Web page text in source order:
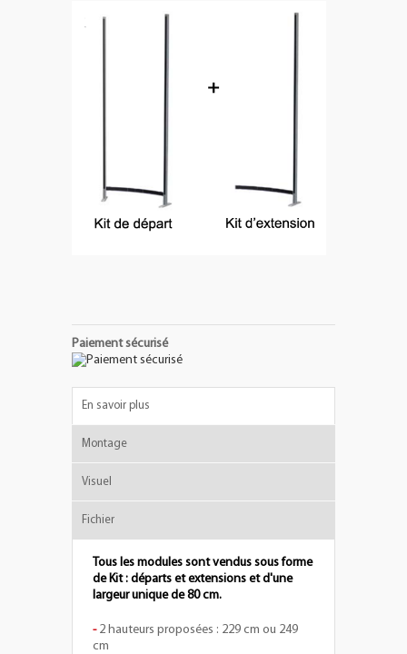
Paiement sécurisé
En savoir plus
Montage
Visuel
Fichier
Tous les modules sont vendus sous forme
de Kit : départs et extensions et d'une
largeur unique de 80 cm.
- 2 hauteurs proposées : 229 cm ou 249
cm